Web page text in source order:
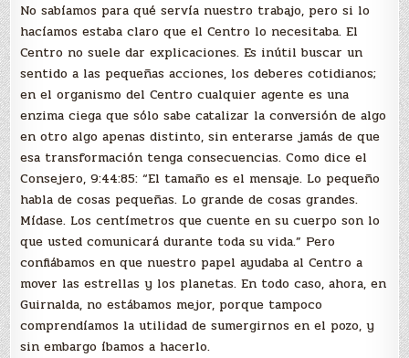
No sabíamos para qué servía nuestro trabajo, pero si lo
hacíamos estaba claro que el Centro lo necesitaba. El
Centro no suele dar explicaciones. Es inútil buscar un
sentido a las pequeñas acciones, los deberes cotidianos;
en el organismo del Centro cualquier agente es una
enzima ciega que sólo sabe catalizar la conversión de algo
en otro algo apenas distinto, sin enterarse jamás de que
esa transformación tenga consecuencias. Como dice el
Consejero, 9:44:85: “El tamaño es el mensaje. Lo pequeño
habla de cosas pequeñas. Lo grande de cosas grandes.
Mídase. Los centímetros que cuente en su cuerpo son lo
que usted comunicará durante toda su vida.” Pero
confiábamos en que nuestro papel ayudaba al Centro a
mover las estrellas y los planetas. En todo caso, ahora, en
Guirnalda, no estábamos mejor, porque tampoco
comprendíamos la utilidad de sumergirnos en el pozo, y
sin embargo íbamos a hacerlo.